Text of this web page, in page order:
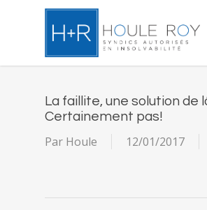
La faillite, une solution de
Certainement pas!
Par Houle 12/01/2017